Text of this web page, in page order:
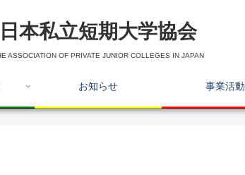
日本私立短期大学協会
ASSOCIATION OF PRIVATE JUNIOR COLLEGES IN JAPAN
お知らせ 事業活動